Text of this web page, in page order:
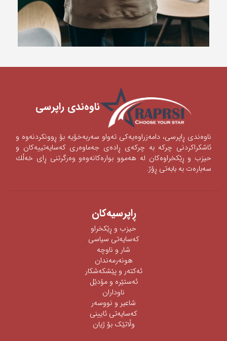
ناوه‌ندی ‌راپرسی
ناوه‌ندی‌ ڕاپرسی‌، دامه‌زراوه‌یه‌كی‌ ته‌واو سه‌ربه‌خۆیه‌ بۆ ڕوونكردنه‌وه‌ و
ئاشكراكردنی‌‌ چركه‌ به‌ چركه‌ی‌ ڕاده‌ی‌ جه‌ماوه‌ری‌ كه‌سایه‌تییه‌كان و
حیزب و ڕێكخراوه‌كان له‌ هه‌موو بواره‌كانه‌وه‌‌‌و وه‌رگرتنی‌ ڕای‌ خه‌ڵك
سه‌باره‌ت به‌ بابه‌تی‌ ڕۆژ.
ڕاپرسیه‌كان
حیزب و ڕێکخراو
كەسایەتی سیاسی
شار و ناوچە
هونەرمەندان
ئه‌كته‌ر‌ و پێشكه‌شكار
ئه‌ستێره‌ و مۆدێل
ناوداران
شاعیر و نووسەر
كەسایەتی ئایینی
وڵاتێک بۆ ژیان